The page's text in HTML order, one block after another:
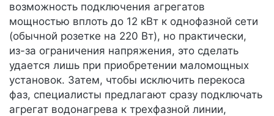
возможность подключения агрегатов
мощностью вплоть до 12 кВт к однофазной сети
(обычной розетке на 220 Вт), но практически,
из-за ограничения напряжения, это сделать
удается лишь при приобретении маломощных
установок. Затем, чтобы исключить перекоса
фаз, специалисты предлагают сразу подключать
агрегат водонагрева к трехфазной линии,